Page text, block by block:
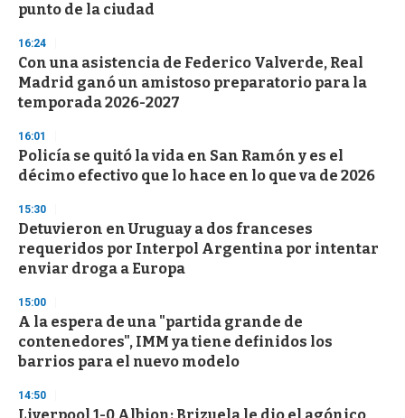
punto de la ciudad
16:24
Con una asistencia de Federico Valverde, Real
Madrid ganó un amistoso preparatorio para la
temporada 2026-2027
16:01
Policía se quitó la vida en San Ramón y es el
décimo efectivo que lo hace en lo que va de 2026
15:30
Detuvieron en Uruguay a dos franceses
requeridos por Interpol Argentina por intentar
enviar droga a Europa
15:00
A la espera de una "partida grande de
contenedores", IMM ya tiene definidos los
barrios para el nuevo modelo
14:50